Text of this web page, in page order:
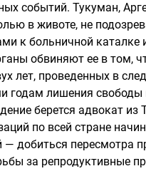
событий. Тукуман,
в животе, не
к больничной
обвиняют ее в том,
лет, проведенных в
годам лишения свободы
берется адвокат
по всей стране
добиться пересмотра
за репродуктивные